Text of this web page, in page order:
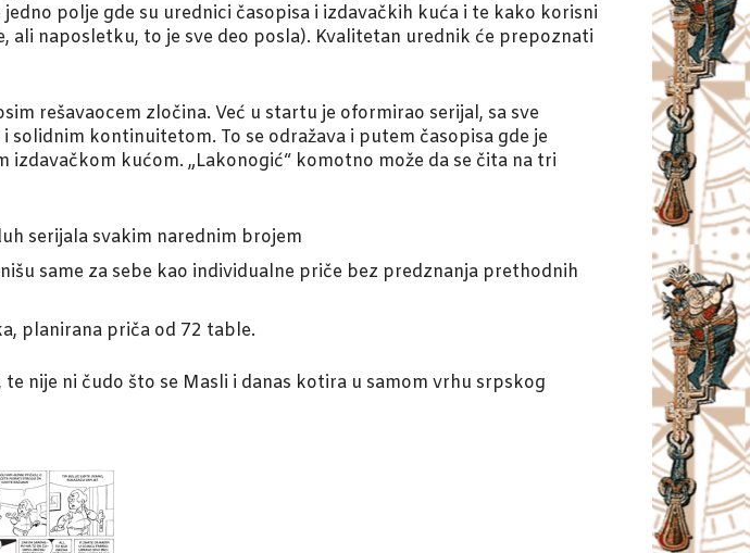
polje gde su urednici časopisa i izdavačkih kuća i te kako korisni
ali naposletku, to je sve deo posla). Kvalitetan urednik će prepoznati
rešavaocem zločina. Već u startu je oformirao serijal, sa sve
kontinuitetom. To se odražava i putem časopisa gde je
kućom. „Lakonogić“ komotno može da se čita na tri
serijala svakim narednim brojem
same za sebe kao individualne priče bez predznanja prethodnih
planirana priča od 72 table.
nije ni čudo što se Masli i danas kotira u samom vrhu srpskog